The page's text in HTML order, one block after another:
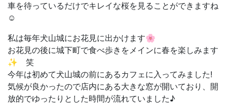
車を待っているだけでキレイな桜を見ることができますね
☺
私は毎年犬山城にお花見に出かけます🌸
お花見の後に城下町で食べ歩きをメインに春を楽しみます
✨ 笑
今年は初めて犬山城の前にあるカフェに入ってみました!
気候が良かったので店内にある大きな窓が開いており、開
放的でゆったりとした時間が流れていました♪